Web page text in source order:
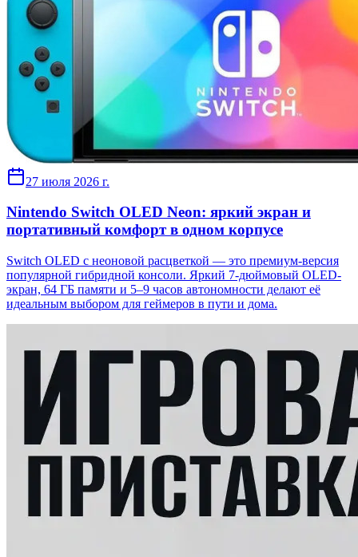
27 июля 2026 г.
Nintendo Switch OLED Neon: яркий экран и
портативный комфорт в одном корпусе
Switch OLED с неоновой расцветкой — это премиум-версия
популярной гибридной консоли. Яркий 7-дюймовый OLED-
экран, 64 ГБ памяти и 5–9 часов автономности делают её
идеальным выбором для геймеров в пути и дома.